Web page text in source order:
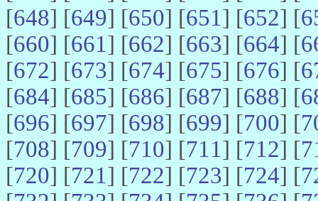
[648] [649] [650] [651] [652] [
[660] [661] [662] [663] [664] [
[672] [673] [674] [675] [676] [
[684] [685] [686] [687] [688] [
[696] [697] [698] [699] [700] [
[708] [709] [710] [711] [712] [
[720] [721] [722] [723] [724] [